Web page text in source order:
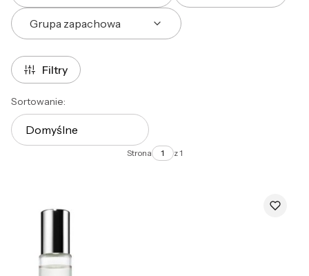
Grupa zapachowa
Koniec filtrów
Filtry
Lista produktów
Sortowanie:
Domyślne
Strona z 1